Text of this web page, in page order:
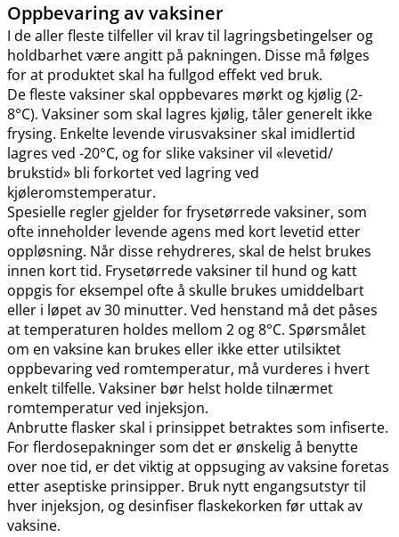
Oppbevaring av vaksiner
I de aller fleste tilfeller vil krav til lagringsbetingelser og
holdbarhet være angitt på pakningen. Disse må følges
for at produktet skal ha fullgod effekt ved bruk.
De fleste vaksiner skal oppbevares mørkt og kjølig (2-
8°C). Vaksiner som skal lagres kjølig, tåler generelt ikke
frysing. Enkelte levende virusvaksiner skal imidlertid
lagres ved -20°C, og for slike vaksiner vil «levetid​/​
brukstid» bli forkortet ved lagring ved
kjøleromstemperatur.
Spesielle regler gjelder for frysetørrede vaksiner, som
ofte inneholder levende agens med kort levetid etter
oppløsning. Når disse rehydreres, skal de helst brukes
innen kort tid. Frysetørrede vaksiner til hund og katt
oppgis for eksempel ofte å skulle brukes umiddelbart
eller i løpet av 30 minutter. Ved henstand må det påses
at temperaturen holdes mellom 2 og 8°C. Spørsmålet
om en vaksine kan brukes eller ikke etter utilsiktet
oppbevaring ved romtemperatur, må vurderes i hvert
enkelt tilfelle. Vaksiner bør helst holde tilnærmet
romtemperatur ved injeksjon.
Anbrutte flasker skal i prinsippet betraktes som infiserte.
For flerdosepakninger som det er ønskelig å benytte
over noe tid, er det viktig at oppsuging av vaksine foretas
etter aseptiske prinsipper. Bruk nytt engangsutstyr til
hver injeksjon, og desinfiser flaskekorken før uttak av
vaksine.